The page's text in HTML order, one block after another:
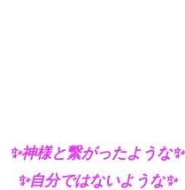
✨神様と繋がったような✨
✨自分ではないような✨